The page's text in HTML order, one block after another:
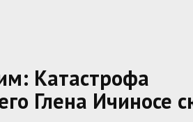
Катастрофа
Глена Ичиносе